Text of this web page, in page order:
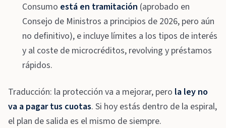
Consumo está en tramitación (aprobado en
Consejo de Ministros a principios de 2026, pero aún
no definitivo), e incluye límites a los tipos de interés
y al coste de microcréditos, revolving y préstamos
rápidos.
Traducción: la protección va a mejorar, pero la ley no
va a pagar tus cuotas. Si hoy estás dentro de la espiral,
el plan de salida es el mismo de siempre.